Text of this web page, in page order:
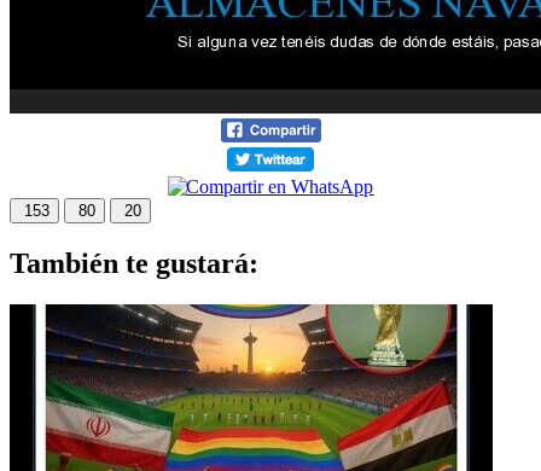
153 80 20
También te gustará: